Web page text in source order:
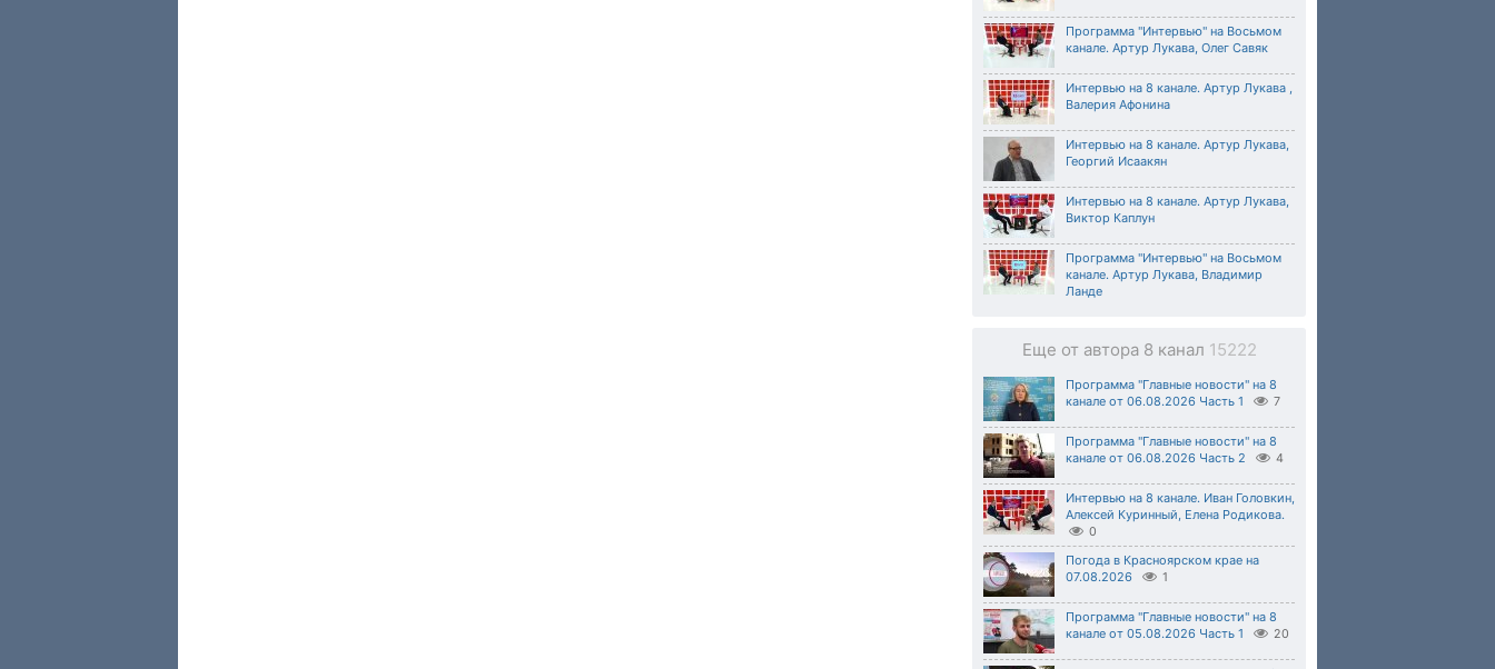
Программа "Интервью" на Восьмом
канале. Артур Лукава, Олег Савяк
Интервью на 8 канале. Артур Лукава ,
Валерия Афонина
Интервью на 8 канале. Артур Лукава,
Георгий Исаакян
Интервью на 8 канале. Артур Лукава,
Виктор Каплун
Программа "Интервью" на Восьмом
канале. Артур Лукава, Владимир
Ланде
Еще от автора 8 канал 15222
Программа "Главные новости" на 8
канале от 06.08.2026 Часть 1
7
Программа "Главные новости" на 8
канале от 06.08.2026 Часть 2
4
Интервью на 8 канале. Иван Головкин,
Алексей Куринный, Елена Родикова.
0
Погода в Красноярском крае на
07.08.2026
1
Программа "Главные новости" на 8
канале от 05.08.2026 Часть 1
20